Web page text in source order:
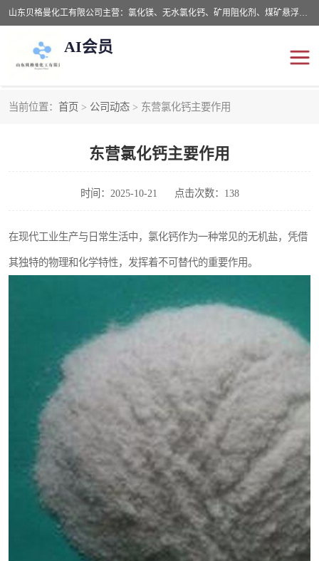
山东贝格曼化工有限公司主营：氯化镁、无水氯化钙、矿用阻化剂、煤矿悬浮剂、道路抑尘剂、氢氧化镁，防灭火剂等，公司位于山东省潍坊市滨海经济开发区,是专业从事对各种精细化工集研究、开发、制造于一体的现代化大型跨境化工企业，公司本着诚信经营、给每一位客户提供专业服务。
AI会员
当前位置： 首页 > 公司动态 > 东营氯化钙主要作用
东营氯化钙主要作用
时间：2025-10-21 点击次数：138
在现代工业生产与日常生活中，氯化钙作为一种常见的无机盐，凭借
其独特的物理和化学特性，发挥着不可替代的重要作用。
氯化钙
抑尘剂
氢氧化镁